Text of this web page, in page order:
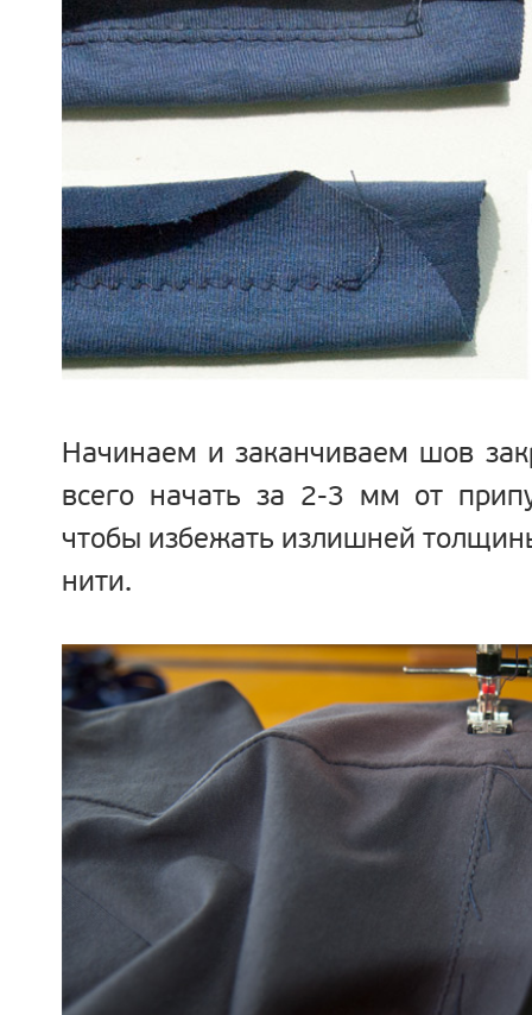
Начинаем и заканчиваем шов
всего начать за 2-3 мм от
чтобы избежать излишней
нити.